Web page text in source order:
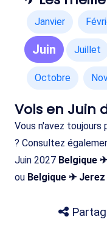
Janvier
Juin Juillet
Octobre
Vols en Juin
Vous n'avez toujours
? Consultez
Juin 2027 Belgique
ou Belgique ✈ Jerez